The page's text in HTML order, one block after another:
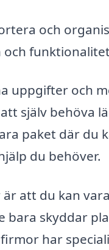
och
uppgifter och
själv behöva
paket där du
du behöver.
att du kan
bara skyddar
har